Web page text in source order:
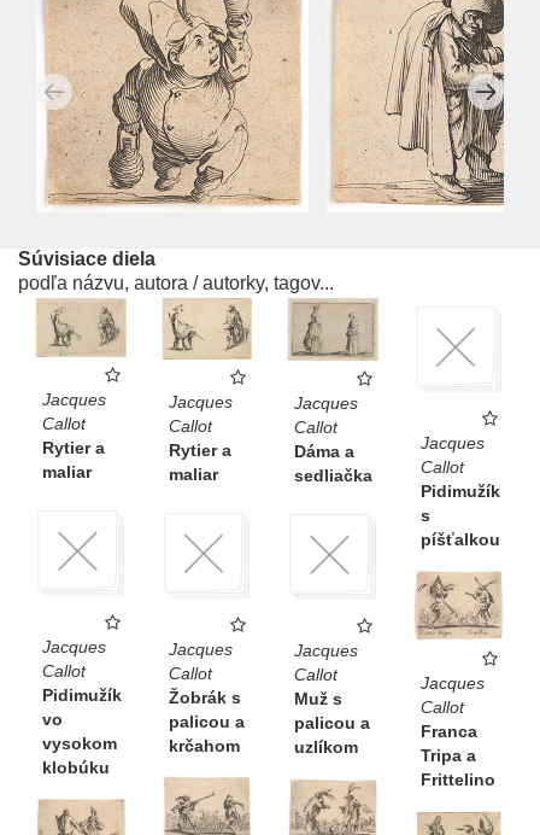
Súvisiace diela
podľa názvu, autora / autorky, tagov...
Jacques
Callot
Rytier a
maliar
Jacques
Callot
Rytier a
maliar
Jacques
Callot
Dáma a
sedliačka
Jacques
Callot
Pidimužík
s
píšťalkou
Jacques
Callot
Pidimužík
vo
vysokom
klobúku
Jacques
Callot
Žobrák s
palicou a
krčahom
Jacques
Callot
Muž s
palicou a
uzlíkom
Jacques
Callot
Franca
Tripa a
Frittelino